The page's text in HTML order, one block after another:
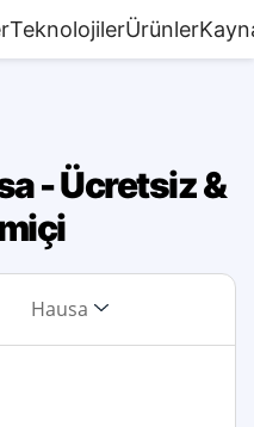
TeknolojilerÜrünler
- Ücretsiz &
Hausa